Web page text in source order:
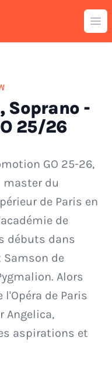
Soprano -
25/26
GO 25-26,
master du
de Paris en
de
débuts dans
Samson de
Alors
l'Opéra de Paris
Angelica,
aspirations et